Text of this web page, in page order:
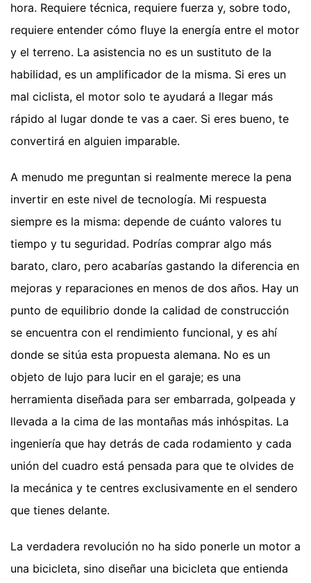
hora. Requiere técnica, requiere fuerza y, sobre todo,
requiere entender cómo fluye la energía entre el motor
y el terreno. La asistencia no es un sustituto de la
habilidad, es un amplificador de la misma. Si eres un
mal ciclista, el motor solo te ayudará a llegar más
rápido al lugar donde te vas a caer. Si eres bueno, te
convertirá en alguien imparable.
A menudo me preguntan si realmente merece la pena
invertir en este nivel de tecnología. Mi respuesta
siempre es la misma: depende de cuánto valores tu
tiempo y tu seguridad. Podrías comprar algo más
barato, claro, pero acabarías gastando la diferencia en
mejoras y reparaciones en menos de dos años. Hay un
punto de equilibrio donde la calidad de construcción
se encuentra con el rendimiento funcional, y es ahí
donde se sitúa esta propuesta alemana. No es un
objeto de lujo para lucir en el garaje; es una
herramienta diseñada para ser embarrada, golpeada y
llevada a la cima de las montañas más inhóspitas. La
ingeniería que hay detrás de cada rodamiento y cada
unión del cuadro está pensada para que te olvides de
la mecánica y te centres exclusivamente en el sendero
que tienes delante.
La verdadera revolución no ha sido ponerle un motor a
una bicicleta, sino diseñar una bicicleta que entienda